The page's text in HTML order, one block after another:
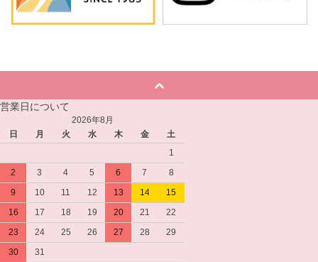
営業日について
2026年8月
日
月 火 水 木 金
土
1
2
3 4 5 6 7
8
9
10 11 12 13 14
15
16
17 18 19 20 21
22
23
24 25 26 27 28
29
30
31